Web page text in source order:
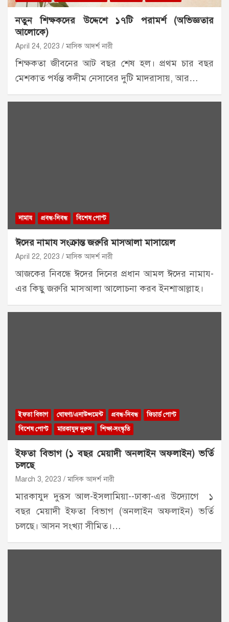
নতুন শিক্ষকদের উদ্দেশে ১৭টি পরামর্শ (অভিজ্ঞতার
আলোকে)
April 24, 2023 মাসিক আদর্শ নারী
শিক্ষকতা জীবনের আট বছর শেষ হল। প্রথম চার বছর
মেশকাত পর্যন্ত কদীম নেসাবের দুটি মাদরাসায়, আর…
নামায প্রবন্ধ-নিবন্ধ বিশেষ পোস্ট
ঈদের নামায সংক্রান্ত জরুরি মাসআলা মাসায়েল
April 22, 2023 মাসিক আদর্শ নারী
আজকের নিবন্ধে ঈদের দিনের প্রধান আমল ঈদের নামায-
এর কিছু জরুরি মাসআলা আলোচনা করব ইনশাআল্লাহ।
ইফতা বিভাগ ঘোষণা/এনাউন্সমেন্ট প্রবন্ধ-নিবন্ধ
ফিচার্ড পোস্ট
বিশেষ পোস্ট
মারকাযুদ দুরুস শিক্ষা-সংস্কৃতি
ইফতা বিভাগ (১ বছর মেয়াদী অনলাইন অফলাইন) ভর্তি
চলছে
March 3, 2023 মাসিক আদর্শ নারী
মারকাযুদ দুরূস আল-ইসলামিয়া--ঢাকা-এর উদ্যোগে ১
বছর মেয়াদী ইফতা বিভাগ (অনলাইন অফলাইন) ভর্তি
চলছে। আসন সংখ্যা সীমিত।…